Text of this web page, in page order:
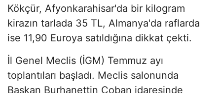
Kökçür, Afyonkarahisar'da bir kilogram
kirazın tarlada 35 TL, Almanya'da raflarda
ise 11,90 Euroya satıldığına dikkat çekti.
İl Genel Meclis (İGM) Temmuz ayı
toplantıları başladı. Meclis salonunda
Başkan Burhanettin Çoban idaresinde